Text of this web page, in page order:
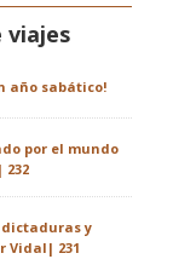
viajes
año sabático!
por el mundo
dictaduras y
Vidal| 231